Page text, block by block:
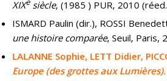
XIXesiècle, (1985 ) PUR, 2010
ISMARD Paulin (dir.), ROSSI
une histoire comparée, Seuil, Paris,
LALANNE Sophie, LETT Didier,
Europe (des grottes aux